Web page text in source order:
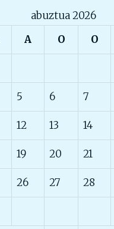
abuztua 2026
A O O
5 6 7
12 13 14
19 20 21
26 27 28